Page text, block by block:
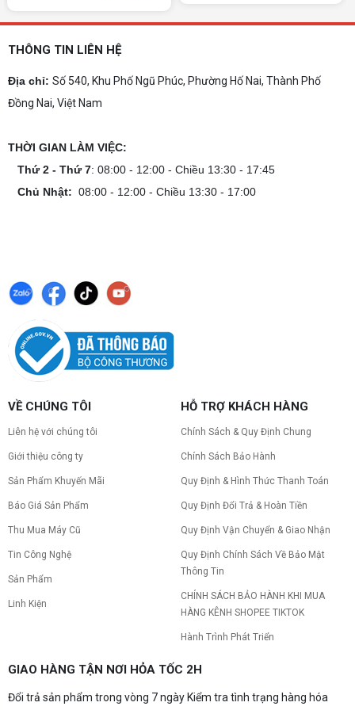
trước khi mua.
hình mạnh, tối ưu chi phí, test máy tại chỗ. Khám
phá ngay địa chỉ tư vấn và lắp đặt dàn PC chơi
phù hợp, đảm bảo hệ thống vận hành ổn định và
copy nhanh.
tăng hiệu năng tối đa? Xem ngay thứ tự ưu tiên
nâng cấp linh kiện PC chi tiết trong bài viết này!
nhân và Cách khắc phục
Tình trạng PC gaming nóng quạt kêu to khiến
máy giật lag, giảm tuổi thọ? Tìm hiểu ngay
nguyên nhân và cách khắc phục hiệu quả để máy
CPU AMD Ryzen 7 7700X3D full box mới
ra mắt: Nhanh, Mạnh, Giá tốt
với công nghệ 3D V-Cache đỉnh cao, mang lại
10 Nguyên nhân khiến PC gaming bị tụt
FPS thường gặp
PC gaming bị tụt FPS sau một thời gian? Tìm hiểu
và cách kiểm tra, khắc phục từng bước tại Vi Tính
NVIDIA Hoãn Ra Mắt Dòng RTX 50
"Mắc Kẹt" Vì Giá RAM GDDR7 3GB
NVIDIA đột ngột tạm hoãn ra mắt dòng card đồ
THÔNG TIN LIÊN HỆ
Địa chỉ: Số 540, Khu Phố Ngũ Phúc, Phường Hố Nai, Thành Phố
Đồng Nai, Việt Nam
THỜI GIAN LÀM VIỆC:
Thứ 2 - Thứ 7: 08:00 - 12:00 - Chiều 13:30 - 17:45
Chủ Nhật: 08:00 - 12:00 - Chiều 13:30 - 17:00
VỀ CHÚNG TÔI
Liên hệ với chúng tôi
Giới thiệu công ty
Sản Phẩm Khuyến Mãi
Báo Giá Sản Phẩm
Thu Mua Máy Cũ
Tin Công Nghệ
Sản Phẩm
Linh Kiện
HỖ TRỢ KHÁCH HÀNG
Chính Sách & Quy Định Chung
Chính Sách Bảo Hành
Quy Định & Hình Thức Thanh Toán
Quy Định Đổi Trả & Hoàn Tiền
Quy Định Vận Chuyển & Giao Nhận
Quy Định Chính Sách Về Bảo Mật
Thông Tin
CHÍNH SÁCH BẢO HÀNH KHI MUA
HÀNG KÊNH SHOPEE TIKTOK
Hành Trình Phát Triển
GIAO HÀNG TẬN NƠI HỎA TỐC 2H
Đổi trả sản phẩm trong vòng 7 ngày Kiểm tra tình trạng hàng hóa